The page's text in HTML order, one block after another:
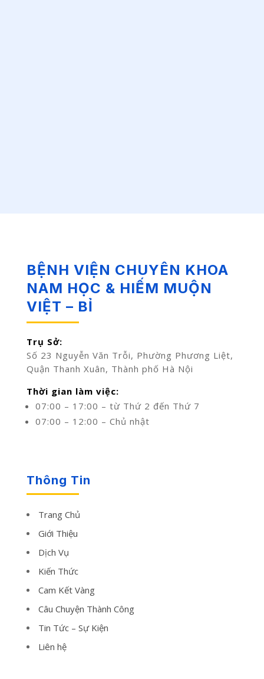
BỆNH VIỆN CHUYÊN KHOA
NAM HỌC & HIẾM MUỘN
VIỆT – BỈ
Trụ Sở:
Số 23 Nguyễn Văn Trỗi, Phường Phương Liệt,
Quận Thanh Xuân, Thành phố Hà Nội
Thời gian làm việc:
07:00 – 17:00 – từ Thứ 2 đến Thứ 7
07:00 – 12:00 – Chủ nhật
Thông Tin
Trang Chủ
Giới Thiệu
Dịch Vụ
Kiến Thức
Cam Kết Vàng
Câu Chuyện Thành Công
Tin Tức – Sự Kiện
Liên hệ